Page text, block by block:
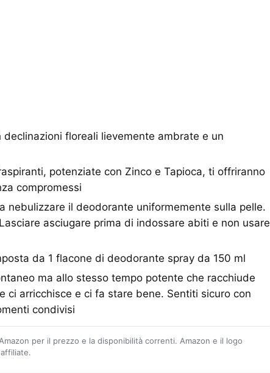
declinazioni floreali lievemente ambrate e un
potenziate con Zinco e Tapioca, ti offriranno
compromessi
nebulizzare il deodorante uniformemente sulla pelle.
asciugare prima di indossare abiti e non usare
da 1 flacone di deodorante spray da 150 ml
ma allo stesso tempo potente che racchiude
ci arricchisce e ci fa stare bene. Sentiti sicuro con
condivisi
per il prezzo e la disponibilità correnti. Amazon e il logo